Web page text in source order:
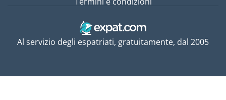
Al servizio degli espatriati, gratuitamente, dal 2005